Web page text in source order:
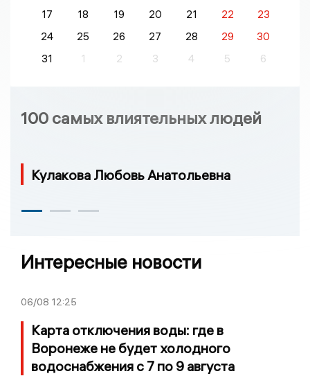
17
18 19 20 21 22
23
24
25 26 27 28 29
30
31
1 2 3 4 5 6
100 самых влиятельных людей
Кулакова Любовь Анатольевна
Интересные новости
06/08 12:25
Карта отключения воды: где в
Воронеже не будет холодного
водоснабжения с 7 по 9 августа